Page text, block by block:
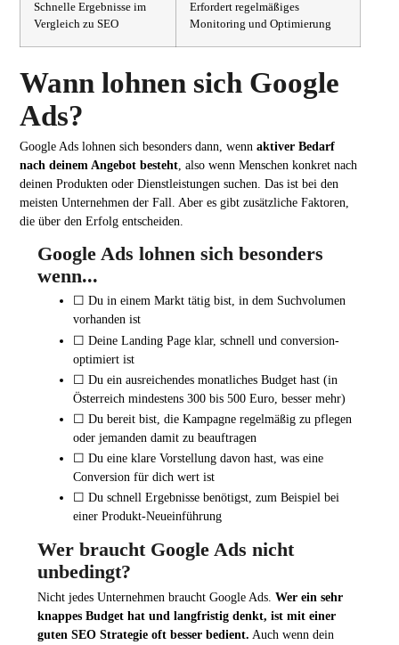
Schnelle Ergebnisse im
Vergleich zu SEO
Erfordert regelmäßiges
Monitoring und Optimierung
Wann lohnen sich Google
Ads?
Google Ads lohnen sich besonders dann, wennaktiver Bedarf
nach deinem Angebot besteht , also wenn Menschen konkret nach
deinen Produkten oder Dienstleistungen suchen. Das ist bei den
meisten Unternehmen der Fall. Aber es gibt zusätzliche Faktoren,
die über den Erfolg entscheiden.
Google Ads lohnen sich besonders
wenn...
☐ Du in einem Markt tätig bist, in dem Suchvolumen
vorhanden ist
☐ Deine Landing Page klar, schnell und conversion-
optimiert ist
☐ Du ein ausreichendes monatliches Budget hast (in
Österreich mindestens 300 bis 500 Euro, besser mehr)
☐ Du bereit bist, die Kampagne regelmäßig zu pflegen
oder jemanden damit zu beauftragen
☐ Du eine klare Vorstellung davon hast, was eine
Conversion für dich wert ist
☐ Du schnell Ergebnisse benötigst, zum Beispiel bei
einer Produkt-Neueinführung
Wer braucht Google Ads nicht
unbedingt?
Nicht jedes Unternehmen braucht Google Ads. Wer ein sehr
knappes Budget hat und langfristig denkt, ist mit einer
guten SEO Strategie oft besser bedient. Auch wenn dein